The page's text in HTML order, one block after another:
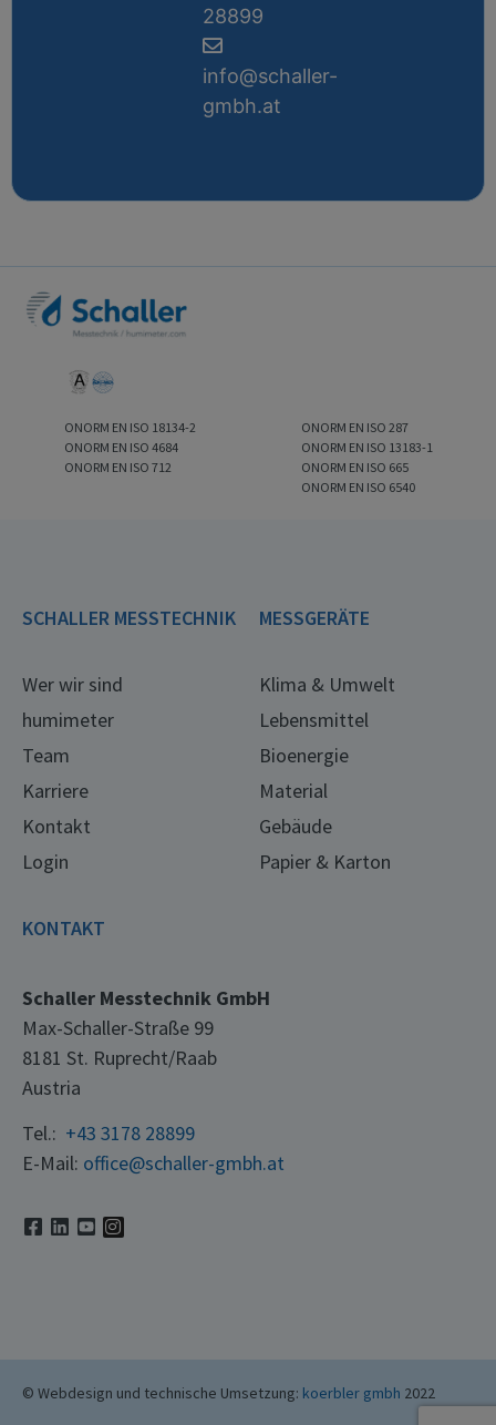
28899
info@schaller-
gmbh.at
ONORM EN ISO 18134-2
ONORM EN ISO 4684
ONORM EN ISO 712
ONORM EN ISO 287
ONORM EN ISO 13183-1
ONORM EN ISO 665
ONORM EN ISO 6540
SCHALLER MESSTECHNIK
Wer wir sind
humimeter
Team
Karriere
Kontakt
Login
MESSGERÄTE
Klima & Umwelt
Lebensmittel
Bioenergie
Material
Gebäude
Papier & Karton
KONTAKT
Schaller Messtechnik GmbH
Max-Schaller-Straße 99
8181 St. Ruprecht/Raab
Austria
Tel.: +43 3178 28899
E-Mail: office@schaller-gmbh.at
© Webdesign und technische Umsetzung: koerbler gmbh 2022